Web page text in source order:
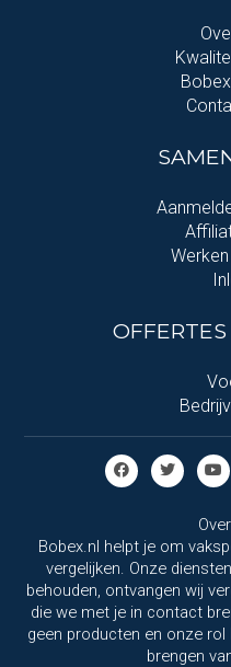
Bobex.nl helpt je om
vergelijken. Onze
behouden, ontvangen wij
die we met je in contact
geen producten en onze
brengen